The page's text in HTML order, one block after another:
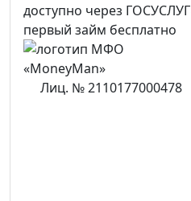
доступно через
первый займ бесплатно
Лиц. № 2110177000478